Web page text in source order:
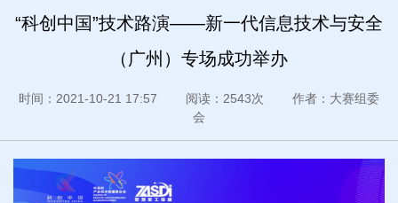
“科创中国”技术路演——新一代信息技术与安全
（广州）专场成功举办
时间：2021-10-21 17:57 阅读：2543次 作者：大赛组委
会